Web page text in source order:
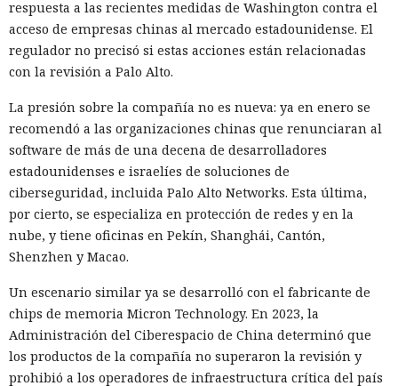
respuesta a las recientes medidas de Washington contra el
acceso de empresas chinas al mercado estadounidense. El
regulador no precisó si estas acciones están relacionadas
con la revisión a Palo Alto.
La presión sobre la compañía no es nueva: ya en enero se
recomendó a las organizaciones chinas que renunciaran al
software de más de una decena de desarrolladores
estadounidenses e israelíes de soluciones de
ciberseguridad, incluida Palo Alto Networks. Esta última,
por cierto, se especializa en protección de redes y en la
nube, y tiene oficinas en Pekín, Shanghái, Cantón,
Shenzhen y Macao.
Un escenario similar ya se desarrolló con el fabricante de
chips de memoria Micron Technology. En 2023, la
Administración del Ciberespacio de China determinó que
los productos de la compañía no superaron la revisión y
prohibió a los operadores de infraestructura crítica del país